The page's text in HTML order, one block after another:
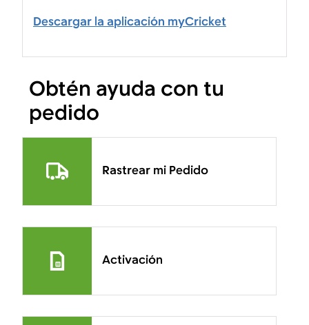
Descargar la aplicación myCricket
Obtén ayuda con tu
pedido
Rastrear mi Pedido
Activación